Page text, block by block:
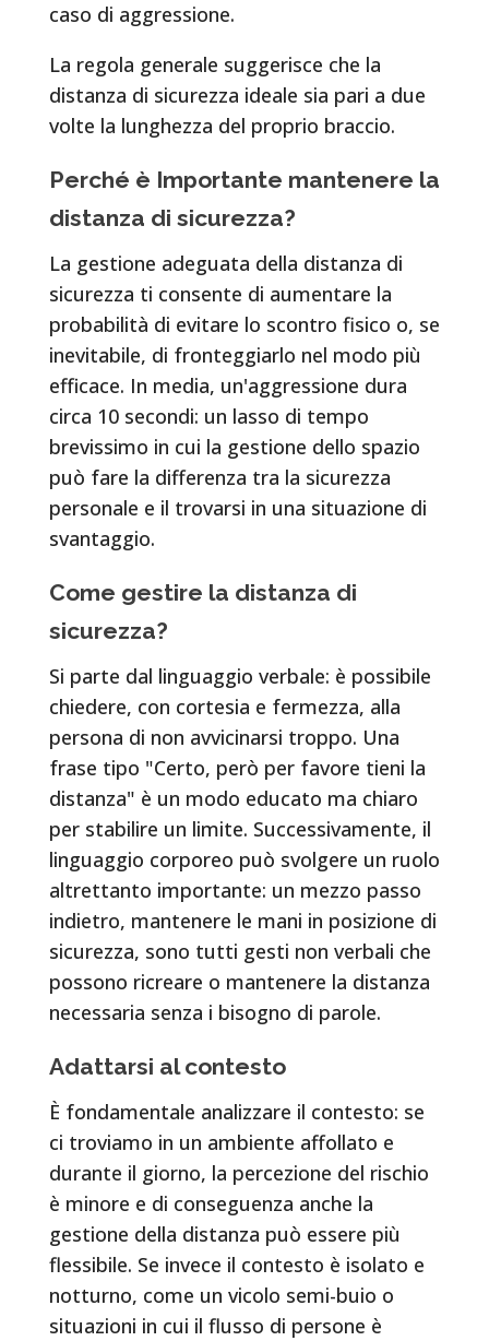
caso di aggressione.
La regola generale suggerisce che la
distanza di sicurezza ideale sia pari a due
volte la lunghezza del proprio braccio.
Perché è Importante mantenere la
distanza di sicurezza?
La gestione adeguata della distanza di
sicurezza ti consente di aumentare la
probabilità di evitare lo scontro fisico o, se
inevitabile, di fronteggiarlo nel modo più
efficace. In media, un'aggressione dura
circa 10 secondi: un lasso di tempo
brevissimo in cui la gestione dello spazio
può fare la differenza tra la sicurezza
personale e il trovarsi in una situazione di
svantaggio.
Come gestire la distanza di
sicurezza?
Si parte dal linguaggio verbale: è possibile
chiedere, con cortesia e fermezza, alla
persona di non avvicinarsi troppo. Una
frase tipo "Certo, però per favore tieni la
distanza" è un modo educato ma chiaro
per stabilire un limite. Successivamente, il
linguaggio corporeo può svolgere un ruolo
altrettanto importante: un mezzo passo
indietro, mantenere le mani in posizione di
sicurezza, sono tutti gesti non verbali che
possono ricreare o mantenere la distanza
necessaria senza i bisogno di parole.
Adattarsi al contesto
È fondamentale analizzare il contesto: se
ci troviamo in un ambiente affollato e
durante il giorno, la percezione del rischio
è minore e di conseguenza anche la
gestione della distanza può essere più
flessibile. Se invece il contesto è isolato e
notturno, come un vicolo semi-buio o
situazioni in cui il flusso di persone è